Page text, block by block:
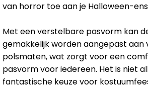
van horror toe aan je Halloween-
Met een verstelbare pasvorm kan
gemakkelijk worden aangepast aan
polsmaten, wat zorgt voor een
pasvorm voor iedereen. Het is niet
fantastische keuze voor